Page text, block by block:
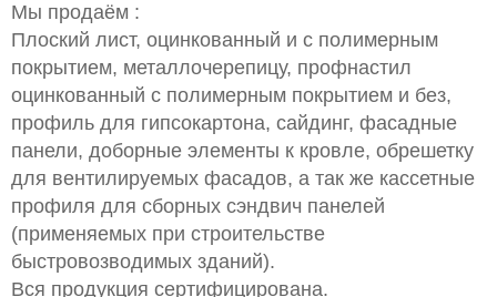
Мы продаём :
Плоский лист, оцинкованный и с полимерным
покрытием, металлочерепицу, профнастил
оцинкованный с полимерным покрытием и без,
профиль для гипсокартона, сайдинг, фасадные
панели, доборные элементы к кровле, обрешетку
для вентилируемых фасадов, а так же кассетные
профиля для сборных сэндвич панелей
(применяемых при строительстве
быстровозводимых зданий).
Вся продукция сертифицирована.